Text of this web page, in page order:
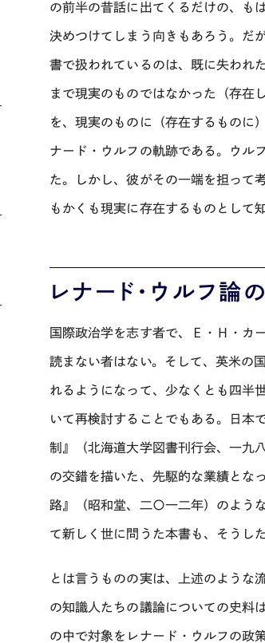
の前半の昔話に出てくるだけの、も
決めつけてしまう向きもあろう。だ
書で扱われているのは、既に失われ
まで現実のものではなかった（存在
を、現実のものに（存在するものに
ナード・ウルフの軌跡である。ウル
た。しかし、彼がその一端を担って
もかくも現実に存在するものとして
レナード・ウルフ論
国際政治学を志す者で、Ｅ・Ｈ・カ
読まない者はない。そして、英米の
れるようになって、少なくとも四半
いて再検討することでもある。日
制』（北海道大学図書刊行会、一九
の交錯を描いた、先駆的な業績と
路』（昭和堂、二〇一二年）のよう
て新しく世に問うた本書も、そうし
とは言うものの実は、上述のような
の知識人たちの議論についての史料
の中で対象をレナード・ウルフの政